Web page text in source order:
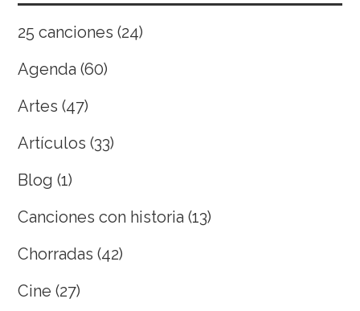
25 canciones (24)
Agenda (60)
Artes (47)
Artículos (33)
Blog (1)
Canciones con historia (13)
Chorradas (42)
Cine (27)